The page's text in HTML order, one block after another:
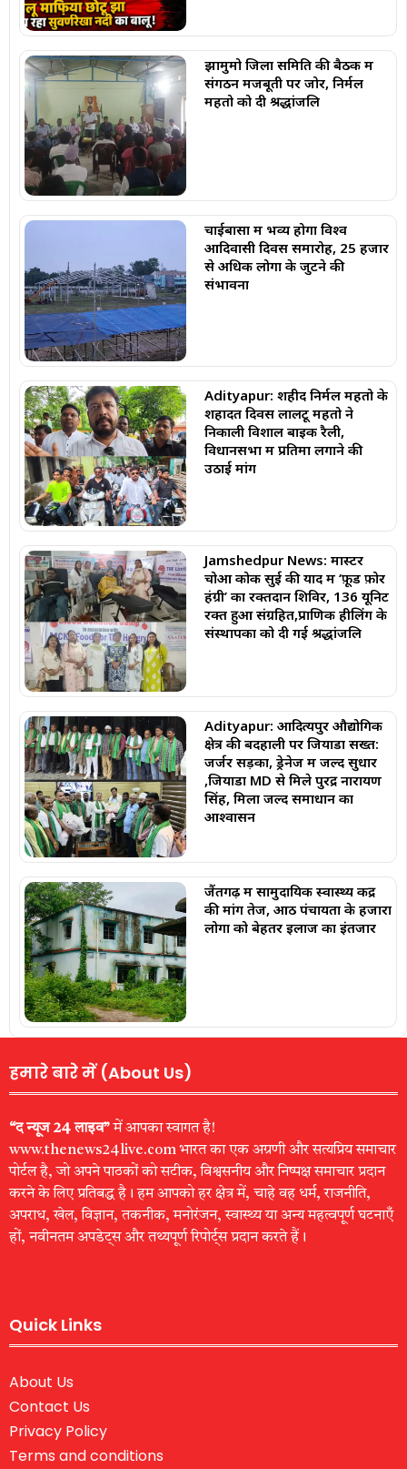
झामुमो जिला समिति की बैठक में
संगठन मजबूती पर जोर, निर्मल
महतो को दी श्रद्धांजलि
चाईबासा में भव्य होगा विश्व
आदिवासी दिवस समारोह, 25 हजार
से अधिक लोगों के जुटने की
संभावना
Adityapur: शहीद निर्मल महतो के
शहादत दिवस लालटू महतो ने
निकाली विशाल बाइक रैली,
विधानसभा में प्रतिमा लगाने की
उठाई मांग
Jamshedpur News: मास्टर
चोआ कोक सुई की याद में ‘फ़ूड फ़ोर
हंग्री’ का रक्तदान शिविर, 136 यूनिट
रक्त हुआ संग्रहित,प्राणिक हीलिंग के
संस्थापकों को दी गई श्रद्धांजलि
Adityapur: आदित्यपुर औद्योगिक
क्षेत्र की बदहाली पर जियाडा सख्त:
जर्जर सड़कों, ड्रेनेज में जल्द सुधार
,जियाडा MD से मिले पुरेंद्र नारायण
सिंह, मिला जल्द समाधान का
आश्वासन
जैंतगढ़ में सामुदायिक स्वास्थ्य केंद्र
की मांग तेज, आठ पंचायतों के हजारों
लोगों को बेहतर इलाज का इंतजार
हमारे बारे में (About Us)
“द न्यूज 24 लाइव”में आपका स्वागत है!
www.thenews24live.com भारत का एक अग्रणी और सत्यप्रिय समाचार
पोर्टल है, जो अपने पाठकों को सटीक, विश्वसनीय और निष्पक्ष समाचार प्रदान
करने के लिए प्रतिबद्ध है। हम आपको हर क्षेत्र में, चाहे वह धर्म, राजनीति,
अपराध, खेल, विज्ञान, तकनीक, मनोरंजन, स्वास्थ्य या अन्य महत्वपूर्ण घटनाएँ
हों, नवीनतम अपडेट्स और तथ्यपूर्ण रिपोर्ट्स प्रदान करते हैं।
Quick Links
About Us
Contact Us
Privacy Policy
Terms and conditions